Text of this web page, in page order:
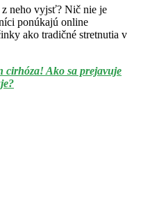
z neho vyjsť? Nič nie je
ponúkajú online
ako tradičné stretnutia v
cirhóza! Ako sa prejavuje